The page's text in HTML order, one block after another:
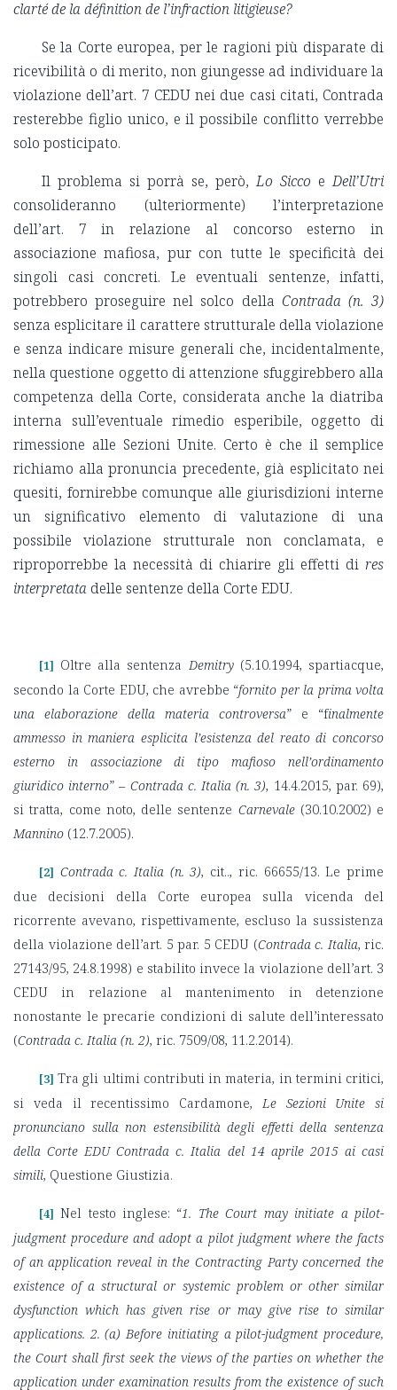
clarté de la définition de l’infraction litigieuse?
Se la Corte europea, per le ragioni più disparate di
ricevibilità o di merito, non giungesse ad individuare la
violazione dell’art. 7 CEDU nei due casi citati, Contrada
resterebbe figlio unico, e il possibile conflitto verrebbe
solo posticipato.
Il problema si porrà se, però,Lo Sicco eDell’Utri
consolideranno (ulteriormente) l’interpretazione
dell’art. 7 in relazione al concorso esterno in
associazione mafiosa, pur con tutte le specificità dei
singoli casi concreti. Le eventuali sentenze, infatti,
potrebbero proseguire nel solco della Contrada (n. 3)
senza esplicitare il carattere strutturale della violazione
e senza indicare misure generali che, incidentalmente,
nella questione oggetto di attenzione sfuggirebbero alla
competenza della Corte, considerata anche la diatriba
interna sull’eventuale rimedio esperibile, oggetto di
rimessione alle Sezioni Unite. Certo è che il semplice
richiamo alla pronuncia precedente, già esplicitato nei
quesiti, fornirebbe comunque alle giurisdizioni interne
un significativo elemento di valutazione di una
possibile violazione strutturale non conclamata, e
riproporrebbe la necessità di chiarire gli effetti di res
interpretata delle sentenze della Corte EDU.
[1] Oltre alla sentenza Demitry(5.10.1994, spartiacque,
secondo la Corte EDU, che avrebbe “fornito per la prima volta
una elaborazione della materia controversa” e “finalmente
ammesso in maniera esplicita l’esistenza del reato di concorso
esterno in associazione di tipo mafioso nell’ordinamento
giuridico interno” – Contrada c. Italia (n. 3), 14.4.2015, par. 69),
si tratta, come noto, delle sentenze Carnevale (30.10.2002) e
Mannino (12.7.2005).
[2] Contrada c. Italia (n. 3), cit.., ric. 66655/13. Le prime
due decisioni della Corte europea sulla vicenda del
ricorrente avevano, rispettivamente, escluso la sussistenza
della violazione dell’art. 5 par. 5 CEDU (Contrada c. Italia, ric.
27143/95, 24.8.1998) e stabilito invece la violazione dell’art. 3
CEDU in relazione al mantenimento in detenzione
nonostante le precarie condizioni di salute dell’interessato
(Contrada c. Italia (n. 2), ric. 7509/08, 11.2.2014).
[3] Tra gli ultimi contributi in materia, in termini critici,
si veda il recentissimo Cardamone, Le Sezioni Unite si
pronunciano sulla non estensibilità degli effetti della sentenza
della Corte EDU Contrada c. Italia del 14 aprile 2015 ai casi
simili, Questione Giustizia.
[4] Nel testo inglese: “1. The Court may initiate a pilot-
judgment procedure and adopt a pilot judgment where the facts
of an application reveal in the Contracting Party concerned the
existence of a structural or systemic problem or other similar
dysfunction which has given rise or may give rise to similar
applications. 2. (a) Before initiating a pilot-judgment procedure,
the Court shall first seek the views of the parties on whether the
application under examination results from the existence of such